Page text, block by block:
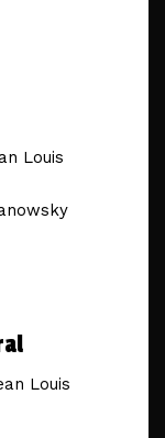
Louis
Louis